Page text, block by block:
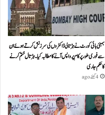
بمبئی ہائی کورٹ نے ہڑتالی ڈاکٹروں کی سرزنش کرتے ہوئے ان
سے فوری طور پر کام پر واپس آنے کا مطالبہ کیا۔ہڑتال ختم کرنے
کا حکم جاری
4 گھنٹے ago